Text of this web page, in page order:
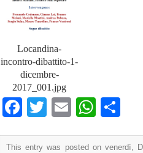
Locandina-
incontro-dibattito-1-
dicembre-
2017_001.jpg
Facebook
TwitterEmail
This entry was posted on venerdì,